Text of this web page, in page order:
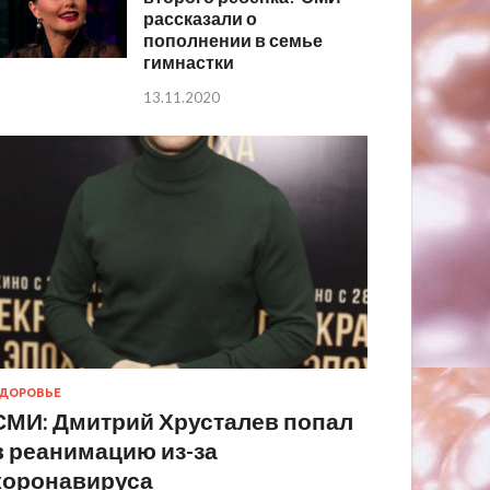
рассказали о
пополнении в семье
гимнастки
13.11.2020
Дмитрий Хрусталев попал
реанимацию из-за